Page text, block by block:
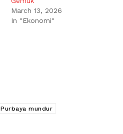
March 13, 2026
In "Ekonomi"
Purbaya mundur